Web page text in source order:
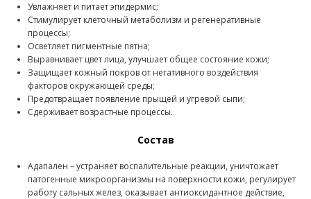
Увлажняет и питает эпидермис;
Стимулирует клеточный метаболизм и регенеративные
процессы;
Осветляет пигментные пятна;
Выравнивает цвет лица, улучшает общее состояние кожи;
Защищает кожный покров от негативного воздействия
факторов окружающей среды;
Предотвращает появление прыщей и угревой сыпи;
Сдерживает возрастные процессы.
Состав
Адапален – устраняет воспалительные реакции, уничтожает
патогенные микроорганизмы на поверхности кожи, регулирует
работу сальных желез, оказывает антиоксидантное действие,